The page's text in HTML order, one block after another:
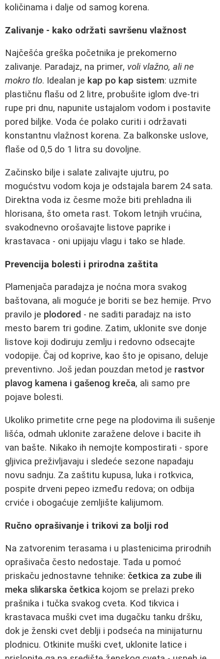
količinama i dalje od samog korena.
Zalivanje - kako održati savršenu vlažnost
Najčešća greška početnika je prekomerno
zalivanje. Paradajz, na primer, voli vlažno, ali ne
mokro tlo. Idealan je kap po kap sistem: uzmite
plastičnu flašu od 2 litre, probušite iglom dve-tri
rupe pri dnu, napunite ustajalom vodom i postavite
pored biljke. Voda će polako curiti i održavati
konstantnu vlažnost korena. Za balkonske uslove,
flaše od 0,5 do 1 litra su dovoljne.
Začinsko bilje i salate zalivajte ujutru, po
mogućstvu vodom koja je odstajala barem 24 sata.
Direktna voda iz česme može biti prehladna ili
hlorisana, što ometa rast. Tokom letnjih vrućina,
svakodnevno orošavajte listove paprike i
krastavaca - oni upijaju vlagu i tako se hlade.
Prevencija bolesti i prirodna zaštita
Plamenjača paradajza je noćna mora svakog
baštovana, ali moguće je boriti se bez hemije. Prvo
pravilo je plodored - ne saditi paradajz na isto
mesto barem tri godine. Zatim, uklonite sve donje
listove koji dodiruju zemlju i redovno odsecajte
vodopije. Čaj od koprive, kao što je opisano, deluje
preventivno. Još jedan pouzdan metod je rastvor
plavog kamena i gašenog kreča, ali samo pre
pojave bolesti.
Ukoliko primetite crne pege na plodovima ili sušenje
lišća, odmah uklonite zaražene delove i bacite ih
van bašte. Nikako ih nemojte kompostirati - spore
gljivica preživljavaju i sledeće sezone napadaju
novu sadnju. Za zaštitu kupusa, luka i rotkvica,
pospite drveni pepeo između redova; on odbija
crviće i obogaćuje zemljište kalijumom.
Ručno oprašivanje i trikovi za bolji rod
Na zatvorenim terasama i u plastenicima prirodnih
oprašivača često nedostaje. Tada u pomoć
priskaču jednostavne tehnike: četkica za zube ili
meka slikarska četkica kojom se prelazi preko
prašnika i tučka svakog cveta. Kod tikvica i
krastavaca muški cvet ima dugačku tanku dršku,
dok je ženski cvet deblji i podseća na minijaturnu
plodnicu. Otkinite muški cvet, uklonite latice i